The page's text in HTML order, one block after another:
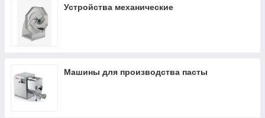
Устройства механические
Машины для производства пасты